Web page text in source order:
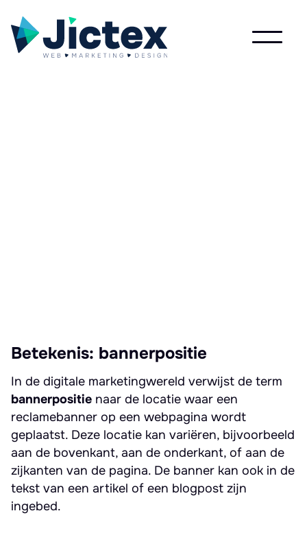
Betekenis: bannerpositie
In de digitale marketingwereld verwijst de term
bannerpositie naar de locatie waar een
reclamebanner op een webpagina wordt
geplaatst. Deze locatie kan variëren, bijvoorbeeld
aan de bovenkant, aan de onderkant, of aan de
zijkanten van de pagina. De banner kan ook in de
tekst van een artikel of een blogpost zijn
ingebed.